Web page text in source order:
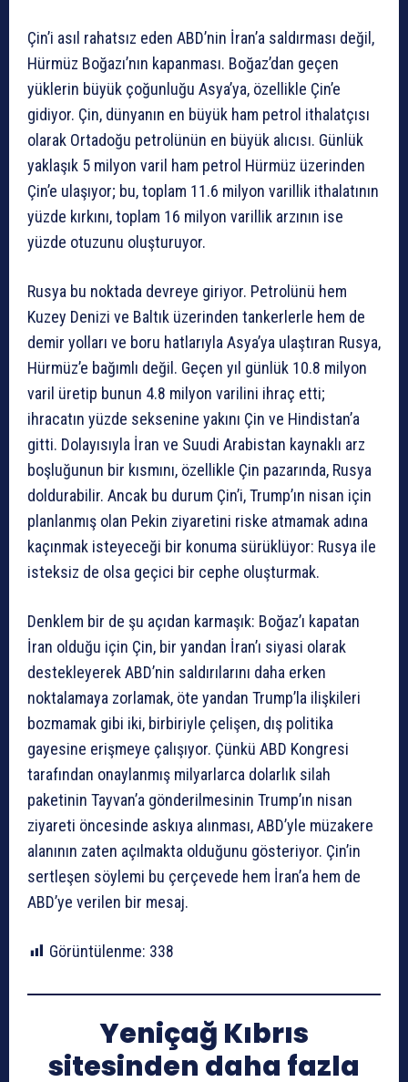
Çin’i asıl rahatsız eden ABD’nin İran’a saldırması değil,
Hürmüz Boğazı’nın kapanması. Boğaz’dan geçen
yüklerin büyük çoğunluğu Asya’ya, özellikle Çin’e
gidiyor. Çin, dünyanın en büyük ham petrol ithalatçısı
olarak Ortadoğu petrolünün en büyük alıcısı. Günlük
yaklaşık 5 milyon varil ham petrol Hürmüz üzerinden
Çin’e ulaşıyor; bu, toplam 11.6 milyon varillik ithalatının
yüzde kırkını, toplam 16 milyon varillik arzının ise
yüzde otuzunu oluşturuyor.
Rusya bu noktada devreye giriyor. Petrolünü hem
Kuzey Denizi ve Baltık üzerinden tankerlerle hem de
demir yolları ve boru hatlarıyla Asya’ya ulaştıran Rusya,
Hürmüz’e bağımlı değil. Geçen yıl günlük 10.8 milyon
varil üretip bunun 4.8 milyon varilini ihraç etti;
ihracatın yüzde seksenine yakını Çin ve Hindistan’a
gitti. Dolayısıyla İran ve Suudi Arabistan kaynaklı arz
boşluğunun bir kısmını, özellikle Çin pazarında, Rusya
doldurabilir. Ancak bu durum Çin’i, Trump’ın nisan için
planlanmış olan Pekin ziyaretini riske atmamak adına
kaçınmak isteyeceği bir konuma sürüklüyor: Rusya ile
isteksiz de olsa geçici bir cephe oluşturmak.
Denklem bir de şu açıdan karmaşık: Boğaz’ı kapatan
İran olduğu için Çin, bir yandan İran’ı siyasi olarak
destekleyerek ABD’nin saldırılarını daha erken
noktalamaya zorlamak, öte yandan Trump’la ilişkileri
bozmamak gibi iki, birbiriyle çelişen, dış politika
gayesine erişmeye çalışıyor. Çünkü ABD Kongresi
tarafından onaylanmış milyarlarca dolarlık silah
paketinin Tayvan’a gönderilmesinin Trump’ın nisan
ziyareti öncesinde askıya alınması, ABD’yle müzakere
alanının zaten açılmakta olduğunu gösteriyor. Çin’in
sertleşen söylemi bu çerçevede hem İran’a hem de
ABD’ye verilen bir mesaj.
Görüntülenme: 338
Yeniçağ Kıbrıs
sitesinden daha fazla